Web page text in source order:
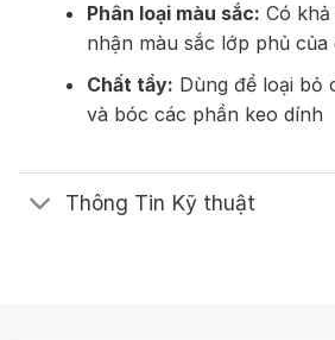
Phân loại màu sắc: Có
nhận màu sắc lớp phủ
Chất tẩy: Dùng để loại bỏ
và bóc các phần keo dính
Thông Tin Kỹ thuật